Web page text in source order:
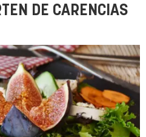
DE CARENCIAS